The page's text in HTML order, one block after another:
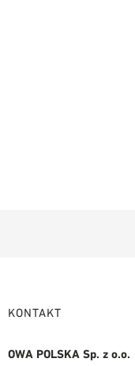
KONTAKT
OWA POLSKA Sp. z o.o.